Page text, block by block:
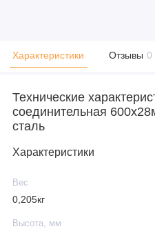
Характеристики Отзывы 0
Технические
соединительная
сталь
Характеристики
Вес
0,205кг
Высота, мм